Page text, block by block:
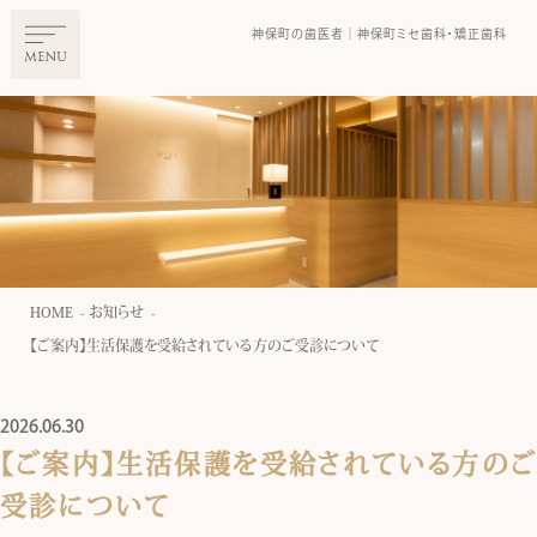
神保町の⻭医者｜神保町ミセ⻭科・矯正⻭科
HOME お知らせ
【ご案内】生活保護を受給されている方のご受診について
2026.06.30
【ご案内】生活保護を受給されている方のご
受診について